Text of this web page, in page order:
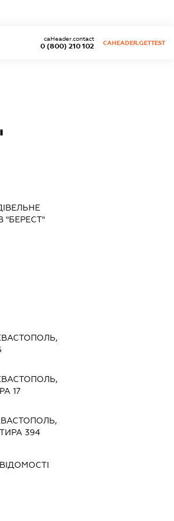
0 (800) 210 102
caHeader.contact
CAHEADER.GETTEST
"БЕРЕСТ"
17
394
ВІДОМОСТІ